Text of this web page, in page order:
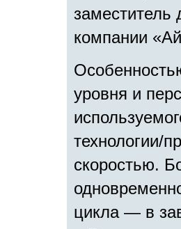
заместитель
компании
уровня и
технологии/
скоростью.
цикла — в